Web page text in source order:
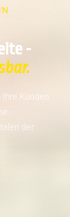
-
Ihre Kunden
der